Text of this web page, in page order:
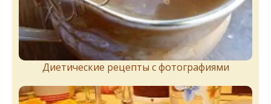
Диетические рецепты с фотографиями